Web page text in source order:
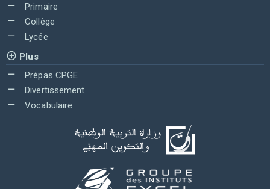
Primaire
Collège
Lycée
Plus
Prépas CPGE
Divertissement
Vocabulaire